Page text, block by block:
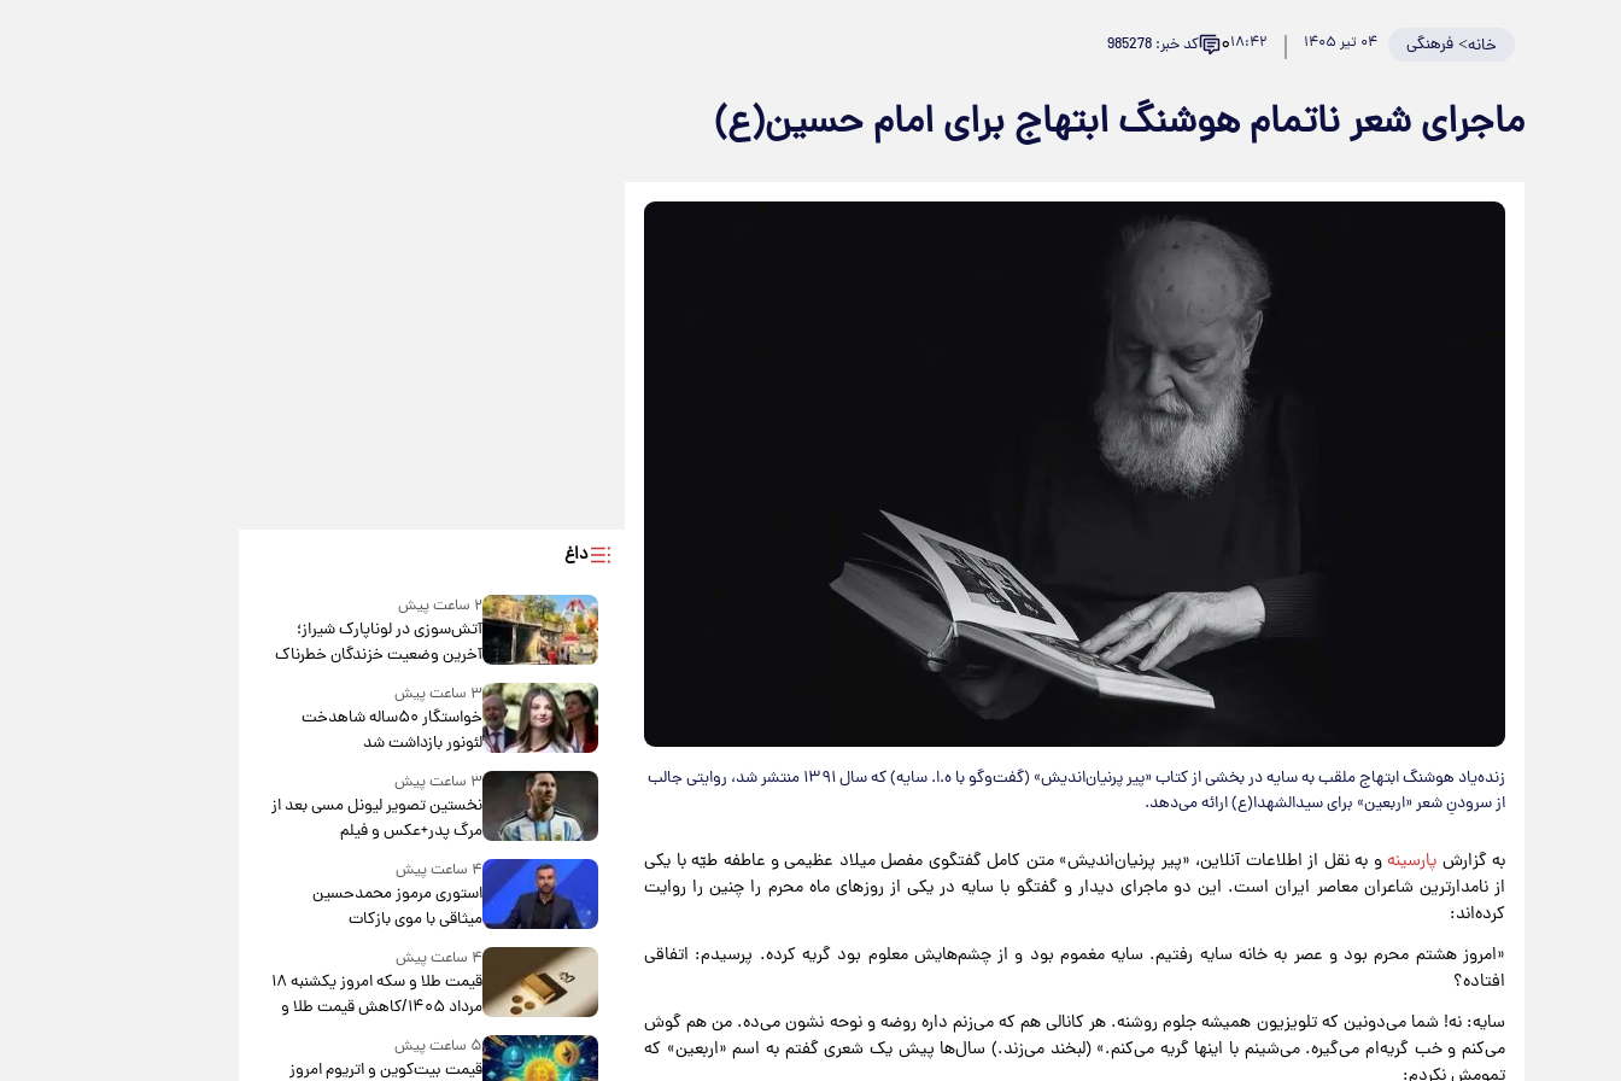
خانه>فرهنگی ۰۴ تیر ۱۴۰۵ ۱۸:۴۲۰ کد خبر: 985278
ماجرای شعر ناتمام هوشنگ ابتهاج برای امام حسین(ع)
زنده‌یاد هوشنگ ابتهاج ملقب به سایه در بخشی از کتاب «پیر پرنیان‌اندیش» (گفت‌وگو با ه.ا. سایه) که سال ۱۳۹۱ منتشر شد، روایتی جالب
از سرودنِ شعر «اربعین» برای سیدالشهدا(ع) ارائه می‌دهد.
به گزارش پارسینهو به نقل از اطلاعات آنلاین، «پیر پرنیان‌اندیش» متن کامل گفتگوی مفصل میلاد عظیمی و عاطفه طیّه با یکی
از نامدارترین شاعران معاصر ایران است. این دو ماجرای دیدار و گفتگو با سایه در یکی از روزهای ماه محرم را چنین را روایت
کرده‌اند:
«امروز هشتم محرم بود و عصر به خانه سایه رفتیم. سایه مغموم بود و از چشم‌هایش معلوم بود گریه کرده. پرسیدم: اتفاقی
افتاده؟
سایه: نه! شما می‌دونین که تلویزیون همیشه جلوم روشنه. هر کانالی هم که می‌زنم داره روضه و نوحه نشون می‌ده. من هم گوش
می‌کنم و خب گریه‌ام می‌گیره. می‌شینم با اینها گریه می‌کنم.» (لبخند می‌زند.) سال‌ها پیش یک شعری گفتم به اسم «اربعین» که
داغ
۲ ساعت پیش
آتش‌سوزی در لوناپارک شیراز؛
آخرین وضعیت خزندگان خطرناک
۳ ساعت پیش
خواستگار ۵۰ساله شاهدخت
لئونور بازداشت شد
۳ ساعت پیش
نخستین تصویر لیونل مسی بعد از
مرگ پدر+عکس و فیلم
۴ ساعت پیش
استوری مرموز محمدحسین
میثاقی با موی بازکات
۴ ساعت پیش
قیمت طلا و سکه امروز یکشنبه ۱۸
مرداد ۱۴۰۵/کاهش قیمت طلا و
سکه
۵ ساعت پیش
قیمت بیت‌کوین و اتریوم امروز